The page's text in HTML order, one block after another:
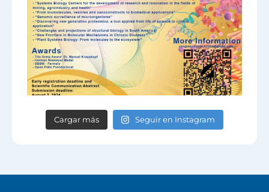
Cargar más Seguir en Instagram